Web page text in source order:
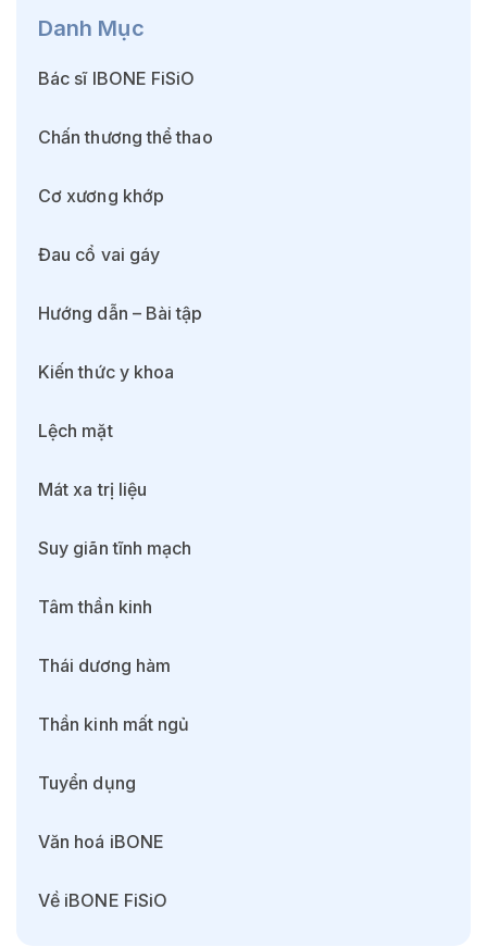
Danh Mục
Bác sĩ IBONE FiSiO
Chấn thương thể thao
Cơ xương khớp
Đau cổ vai gáy
Hướng dẫn – Bài tập
Kiến thức y khoa
Lệch mặt
Mát xa trị liệu
Suy giãn tĩnh mạch
Tâm thần kinh
Thái dương hàm
Thần kinh mất ngủ
Tuyển dụng
Văn hoá iBONE
Về iBONE FiSiO